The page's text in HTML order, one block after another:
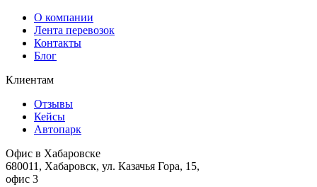
О компании
Лента перевозок
Контакты
Блог
Клиентам
Отзывы
Кейсы
Автопарк
Офис в Хабаровске
680011, Хабаровск, ул. Казачья Гора, 15,
офис 3